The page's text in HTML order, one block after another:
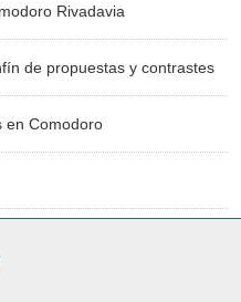
Rivadavia
de propuestas y contrastes
en Comodoro